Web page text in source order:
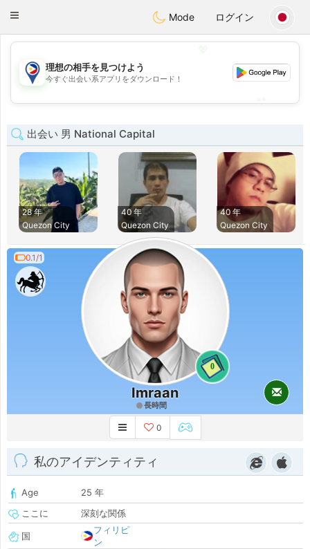
PhilippinesChat
Toggle
Mode ログイン
💖
💕
理想の相手を見つけよう
今すぐ出会い系アプリをダウンロード！
出会い 男 National Capital
28 年
Quezon City
40 年
Quezon City
40 年
Quezon City
0.1/1
0
Imraan
長時間
0
私のアイデンティティ
Age
25 年
ここに
深刻な関係
国
フィリピ
ン